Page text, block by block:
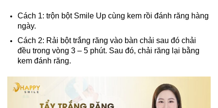
Cách 1: trộn bột Smile Up cùng kem rồi đánh răng hàng
ngày.
Cách 2: Rải bột trắng răng vào bàn chải sau đó chải
đều trong vòng 3 – 5 phút. Sau đó, chải răng lại bằng
kem đánh răng.